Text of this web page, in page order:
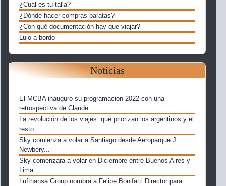
¿Cuál es tu talla?
¿Dónde hacer compras baratas?
¿Con qué documentación hay que viajar?
Lujo a bordo
Noticias
El MCBA inauguro su programacion 2022 con una
retrospectiva de Claude ...
La revolución de los viajes: qué priorizan los argentinos y el
resto...
Sky comienza a volar a Santiago desde Aeroparque J
Newbery...
Sky comenzara a volar en Diciembre entre Buenos Aires y
Lima...
Lufthansa Group nombra a Felipe Bonifatti Director para